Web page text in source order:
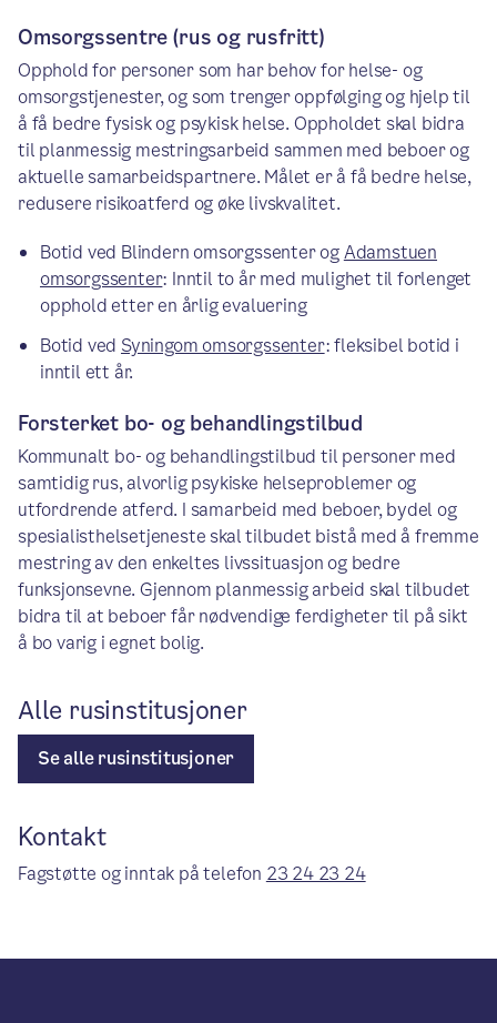
Omsorgssentre (rus og rusfritt)
Opphold for personer som har behov for helse- og
omsorgstjenester, og som trenger oppfølging og hjelp til
å få bedre fysisk og psykisk helse. Oppholdet skal bidra
til planmessig mestringsarbeid sammen med beboer og
aktuelle samarbeidspartnere. Målet er å få bedre helse,
redusere risikoatferd og øke livskvalitet.
Botid ved Blindern omsorgssenter ogAdamstuen
omsorgssenter: Inntil to år med mulighet til forlenget
opphold etter en årlig evaluering
Botid ved Syningom omsorgssenter: fleksibel botid i
inntil ett år.
Forsterket bo- og behandlingstilbud
Kommunalt bo- og behandlingstilbud til personer med
samtidig rus, alvorlig psykiske helseproblemer og
utfordrende atferd. I samarbeid med beboer, bydel og
spesialisthelsetjeneste skal tilbudet bistå med å fremme
mestring av den enkeltes livssituasjon og bedre
funksjonsevne. Gjennom planmessig arbeid skal tilbudet
bidra til at beboer får nødvendige ferdigheter til på sikt
å bo varig i egnet bolig.
Alle rusinstitusjoner
Se alle rusinstitusjoner
Kontakt
Fagstøtte og inntak på telefon 23 24 23 24